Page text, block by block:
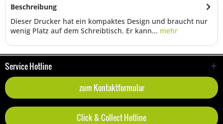
Beschreibung
Dieser Drucker hat ein kompaktes Design und braucht nur
wenig Platz auf dem Schreibtisch. Er kann... mehr
Service Hotline
zum Kontaktformular
Click & Collect Hotline